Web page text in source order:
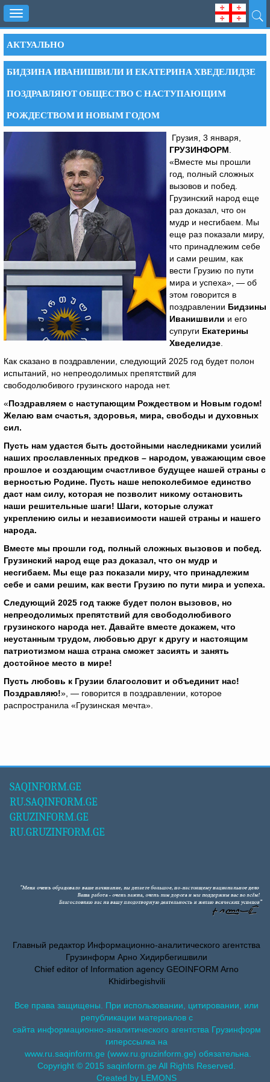
Toggle
navigation
АКТУАЛЬНО
БИДЗИНА ИВАНИШВИЛИ И ЕКАТЕРИНА ХВЕДЕЛИДЗЕ
ПОЗДРАВЛЯЮТ ОБЩЕСТВО С НАСТУПАЮЩИМ
РОЖДЕСТВОМ И НОВЫМ ГОДОМ
Грузия, 3 января,
ГРУЗИНФОРМ
«Вместе мы прошли
год, полный сложных
вызовов и побед.
Грузинский народ еще
раз доказал, что он
мудр и несгибаем. Мы
еще раз показали миру,
что принадлежим себе
и сами решим, как
вести Грузию по пути
мира и успеха», — об
этом говорится в
поздравлении Бидзины
Иванишвили и его
супруги Екатерины
Хведелидзе
Как сказано в поздравлении, следующий 2025 год будет полон
испытаний, но непреодолимых препятствий для
свободолюбивого грузинского народа нет.
«Поздравляем с наступающим Рождеством и Новым годом!
Желаю вам счастья, здоровья, мира, свободы и духовных
сил.
Пусть нам удастся быть достойными наследниками усилий
наших прославленных предков – народом, уважающим свое
прошлое и создающим счастливое будущее нашей страны с
верностью Родине. Пусть наше непоколебимое единство
даст нам силу, которая не позволит никому остановить
наши решительные шаги! Шаги, которые служат
укреплению силы и независимости нашей страны и нашего
народа.
Вместе мы прошли год, полный сложных вызовов и побед.
Грузинский народ еще раз доказал, что он мудр и
несгибаем. Мы еще раз показали миру, что принадлежим
себе и сами решим, как вести Грузию по пути мира и успеха.
Следующий 2025 год также будет полон вызовов, но
непреодолимых препятствий для свободолюбивого
грузинского народа нет. Давайте вместе докажем, что
неустанным трудом, любовью друг к другу и настоящим
патриотизмом наша страна сможет засиять и занять
достойное место в мире!
Пусть любовь к Грузии благословит и объединит нас!
Поздравляю!», — говорится в поздравлении, которое
распространила «Грузинская мечта».
SAQINFORM.GE
RU.SAQINFORM.GE
GRUZINFORM.GE
RU.GRUZINFORM.GE
Главный редактор Информационно-аналитического агентства
Грузинформ Арно Хидирбегишвили
Chief editor of Information agency GEOINFORM Arno
Khidirbegishvili
Все права защищены. При использовании, цитировании, или
републикации материалов с
сайта информационно-аналитического агентства Грузинформ
гиперссылка на
www.ru.saqinform.ge (www.ru.gruzinform.ge) обязательна.
Copyright © 2015 saqinform.ge All Rights Reserved.
Created by LEMONS